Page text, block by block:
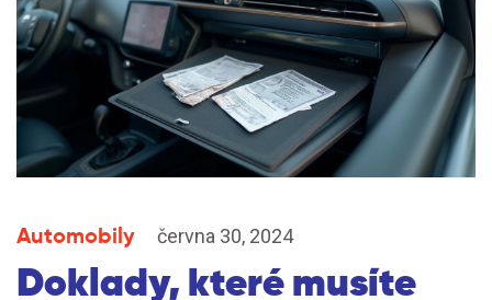
Automobily června 30, 2024
Doklady, které musíte